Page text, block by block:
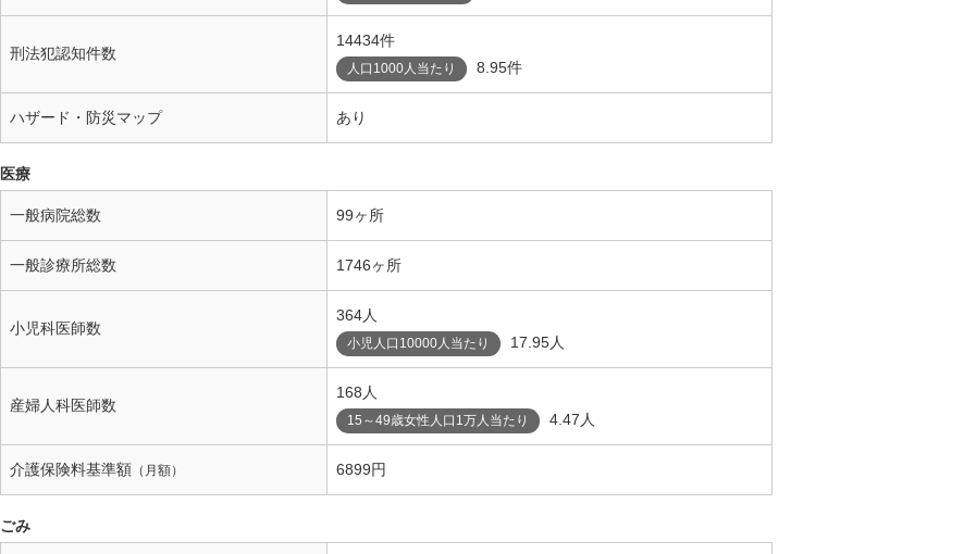
刑法犯認知件数
14434件
人口1000人当たり 8.95件
ハザード・防災マップ あり
医療
一般病院総数 99ヶ所
一般診療所総数 1746ヶ所
小児科医師数
364人
小児人口10000人当たり 17.95人
産婦人科医師数
168人
15～49歳女性人口1万人当たり 4.47人
介護保険料基準額 （月額） 6899円
ごみ